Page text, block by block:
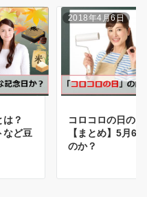
？
など豆
2018年4月6日
コロコロの日の
【まとめ】5月6
のか？